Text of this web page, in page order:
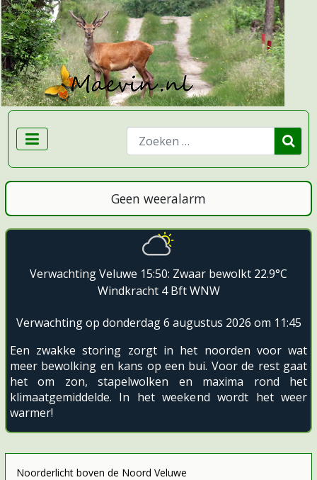
Zoeken
Geen weeralarm
Verwachting Veluwe 15:50: Zwaar bewolkt 22.9°C
Windkracht 4 Bft WNW
Verwachting op donderdag 6 augustus 2026 om 11:45
Een zwakke storing zorgt in het noorden voor wat
meer bewolking en kans op een bui. Voor de rest gaat
het om zon, stapelwolken en maxima rond het
klimaatgemiddelde. In het weekend wordt het weer
warmer!
Noorderlicht boven de Noord Veluwe